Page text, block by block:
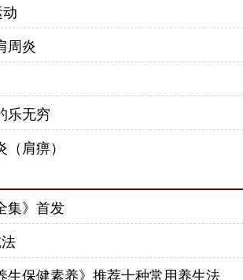
周炎
乐无穷
肩痹）
集》首发
生保健素养》推荐十种常用养生法